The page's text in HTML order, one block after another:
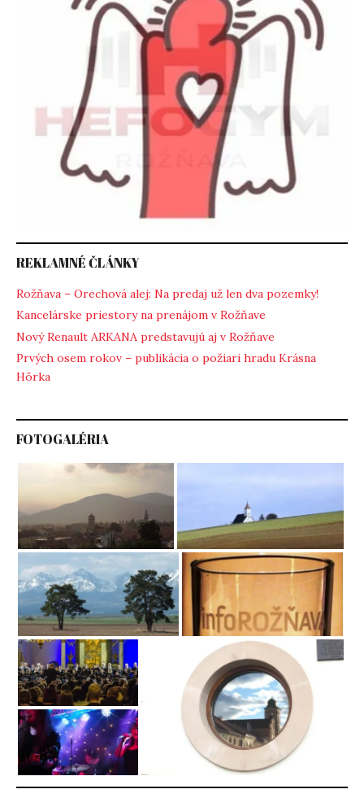
REKLAMNÉ ČLÁNKY
Rožňava – Orechová alej: Na predaj už len dva pozemky!
Kancelárske priestory na prenájom v Rožňave
Nový Renault ARKANA predstavujú aj v Rožňave
Prvých osem rokov – publikácia o požiari hradu Krásna
Hôrka
FOTOGALÉRIA